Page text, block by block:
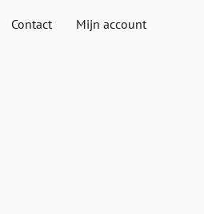
Contact Mijn account